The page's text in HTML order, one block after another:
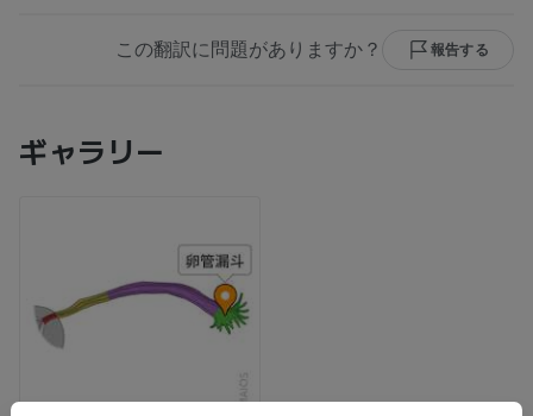
この翻訳に問題がありますか？ 報告する
ギャラリー